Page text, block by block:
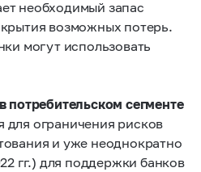
необходимый запас
возможных потерь.
могут использовать
в потребительском сегменте
для ограничения рисков
и уже неоднократно
гг.) для поддержки банков